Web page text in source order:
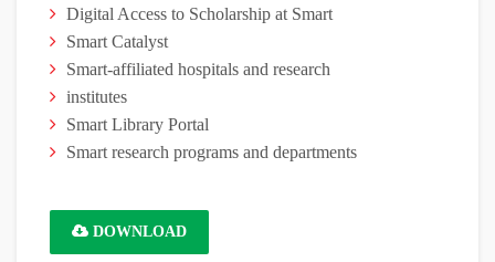
Digital Access to Scholarship at Smart
Smart Catalyst
Smart-affiliated hospitals and research
institutes
Smart Library Portal
Smart research programs and departments
DOWNLOAD